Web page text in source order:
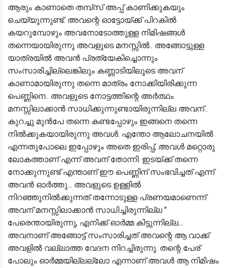
ആരും കാണാതെ തമ്പ്സ് അപ്പ് കാണിക്കുകയും
ചെയ്യുന്നുണ്ട്. അവന്റെ ഓട്ടോയ്ക്ക് പിറകിൽ
കയറുമ്പോഴും അവനോടോത്തുള്ള നിമിഷങ്ങൾ
തന്നെയായിരുന്നു അവളുടെ മനസ്സിൽ.. അങ്ങോട്ടുള്ള
യാത്രയിൽ അവൻ പ്രത്യേകിച്ചൊന്നും
സംസാരിച്ചില്ലെങ്കിലും കണ്ണാടിയിലൂടെ അവന്
കാണാമായിരുന്നു തന്നെ മാത്രം നോക്കിയിരിക്കുന്ന
പെണ്ണിനെ.. അവളുടെ നോട്ടത്തിന്റെ അർത്ഥം
മനസ്സിലാക്കാൻ സാധിക്കുന്നുണ്ടായിരുന്നില്ല അവന്..
കുറച്ചു മുൻപേ തന്നെ കണ്ടപ്പോഴും ഇങ്ങനെ തന്നെ
നിൽക്കുകയായിരുന്നു അവൾ. എന്തോ ആലോചനയിൽ
എന്നതുപോലെ ഇപ്പോഴും അതെ ഇരിപ്പ്, അവൾ മറ്റൊരു
ലോകത്താണ് എന്ന് അവന് തോന്നി. ഇടയ്ക്ക് തന്നെ
നോക്കുന്നുണ്ട് എന്താണ് ഈ പെണ്ണിന് സംഭവിച്ചത് എന്ന്
അവൻ ഓർത്തു... അവളുടെ ഉള്ളിൽ
നിറഞ്ഞുനിൽക്കുന്നത് തന്നോടുള്ള പ്രണയമാണെന്ന്
അവന് മനസ്സിലാക്കാൻ സാധിച്ചിരുന്നില്ല "
പേരെന്തായിരുന്നു, എനിക്ക് ഓർമ്മ കിട്ടുന്നില്ല...
അവനാണ് അങ്ങോട്ട് സംസാരിച്ചത് അവന്റെ ആ വാക്ക്
അവളിൽ വല്ലാത്ത വേദന നിറച്ചിരുന്നു. തന്റെ പേര്
പോലും ഓർമ്മയില്ലല്ലോ എന്നാണ് അവൾ ആ നിമിഷം